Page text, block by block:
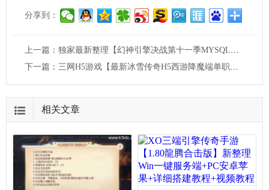
分享到：
上一篇： 独家最新整理【幻神引擎决战第十一季MYSQL版本1.0服务端开服无限制端】VM一键单机版超级稳定不掉线支持多开+WIN手工外网端+视频教程+GM脚本命令
下一篇： 三网H5游戏【最新冰雪传奇H5西游降魔端单职业】最新整理单机一键即玩镜像端+Linux手工服务端+简易APK+GM后台+详细搭建教程
相关文章